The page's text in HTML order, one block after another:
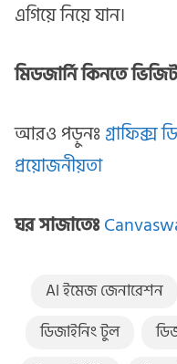
এগিয়ে নিয়ে যান।
মিডজার্নি কিনতে
আরও পড়ুনঃগ্রাফিক্স
প্রয়োজনীয়তা
ঘর সাজাতেঃ
AI ইমেজ জেনারেশন
ডিজাইনিং টুল